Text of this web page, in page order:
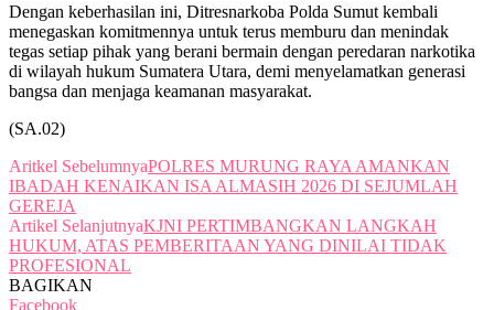
Dengan keberhasilan ini, Ditresnarkoba Polda Sumut kembali
menegaskan komitmennya untuk terus memburu dan menindak
tegas setiap pihak yang berani bermain dengan peredaran narkotika
di wilayah hukum Sumatera Utara, demi menyelamatkan generasi
bangsa dan menjaga keamanan masyarakat.
(SA.02)
Aritkel SebelumnyaPOLRES MURUNG RAYA AMANKAN
IBADAH KENAIKAN ISA ALMASIH 2026 DI SEJUMLAH
GEREJA
Artikel SelanjutnyaKJNI PERTIMBANGKAN LANGKAH
HUKUM, ATAS PEMBERITAAN YANG DINILAI TIDAK
PROFESIONAL
BAGIKAN
Facebook